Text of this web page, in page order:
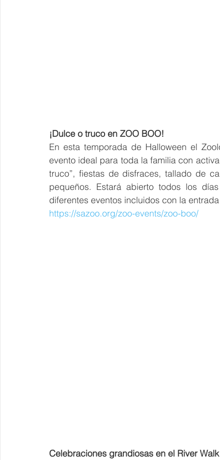
¡Dulce o truco en ZOO BOO!
En esta temporada de Halloween el
evento ideal para toda la familia con
truco”, fiestas de disfraces, tallado de
pequeños. Estará abierto todos los
diferentes eventos incluidos con la
https://sazoo.org/zoo-events/zoo-boo/
Celebraciones grandiosas en el River Walk